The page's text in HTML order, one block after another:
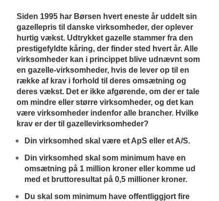
Siden 1995 har Børsen hvert eneste år uddelt sin
gazellepris til danske virksomheder, der oplever
hurtig vækst. Udtrykket gazelle stammer fra den
prestigefyldte kåring, der finder sted hvert år. Alle
virksomheder kan i princippet blive udnævnt som
en gazelle-virksomheder, hvis de lever op til en
række af krav i forhold til deres omsætning og
deres vækst. Det er ikke afgørende, om der er tale
om mindre eller større virksomheder, og det kan
være virksomheder indenfor alle brancher. Hvilke
krav er der til gazellevirksomheder?
Din virksomhed skal være et ApS eller et A/S.
Din virksomhed skal som minimum have en
omsætning på 1 million kroner eller komme ud
med et bruttoresultat på 0,5 millioner kroner.
Du skal som minimum have offentliggjort fire